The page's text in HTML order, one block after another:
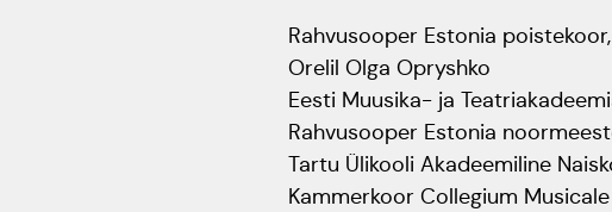
Rahvusooper Estonia
Orelil Olga Opryshko
Eesti Muusika- ja
Rahvusooper Estonia
Tartu Ülikooli Akadeemiline
Kammerkoor Collegium Musicale